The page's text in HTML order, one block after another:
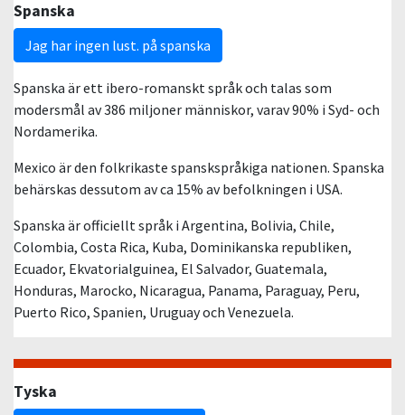
Spanska
Jag har ingen lust. på spanska
Spanska är ett ibero-romanskt språk och talas som
modersmål av 386 miljoner människor, varav 90% i Syd- och
Nordamerika.
Mexico är den folkrikaste spanskspråkiga nationen. Spanska
behärskas dessutom av ca 15% av befolkningen i USA.
Spanska är officiellt språk i Argentina, Bolivia, Chile,
Colombia, Costa Rica, Kuba, Dominikanska republiken,
Ecuador, Ekvatorialguinea, El Salvador, Guatemala,
Honduras, Marocko, Nicaragua, Panama, Paraguay, Peru,
Puerto Rico, Spanien, Uruguay och Venezuela.
Tyska